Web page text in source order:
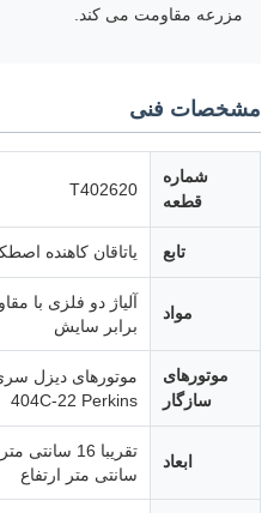
مزرعه مقاومت می کند.
مشخصات فنی
شماره
قطعه
T402620
تابع یاتاقان کاهنده
مواد
آلیاژ دو فلزی با
برابر سایش
موتورهای
سازگار
404C‑22 Perkins
ابعاد
سانتی متر ارتفاع